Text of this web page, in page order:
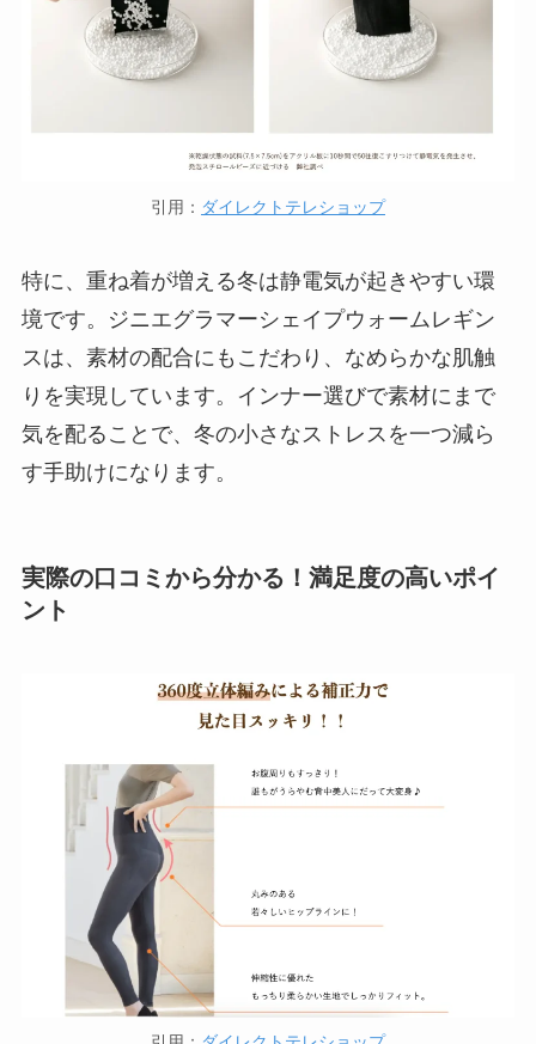
引用： ダイレクトテレショップ
特に、重ね着が増える冬は静電気が起きやすい環
境です。ジニエグラマーシェイプウォームレギン
スは、素材の配合にもこだわり、 なめらかな肌触
りを実現 しています。インナー選びで素材にまで
気を配ることで、冬の小さなストレスを一つ減ら
す手助けになります。
実際の口コミから分かる！満足度の高いポイ
ント